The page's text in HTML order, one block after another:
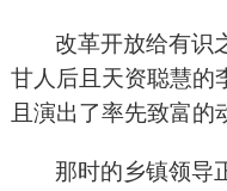
改革开放给有识
甘人后且天资聪慧的
且演出了率先致富的
那时的乡镇领导